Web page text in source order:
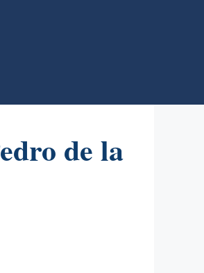
de la